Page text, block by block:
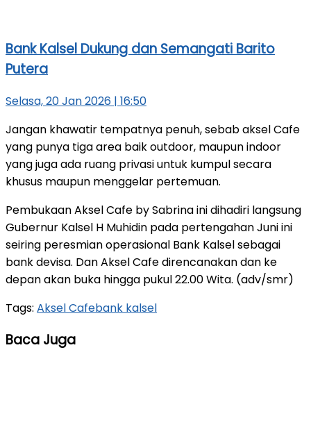
Bank Kalsel Dukung dan Semangati Barito
Putera
Selasa, 20 Jan 2026 | 16:50
Jangan khawatir tempatnya penuh, sebab aksel Cafe
yang punya tiga area baik outdoor, maupun indoor
yang juga ada ruang privasi untuk kumpul secara
khusus maupun menggelar pertemuan.
Pembukaan Aksel Cafe by Sabrina ini dihadiri langsung
Gubernur Kalsel H Muhidin pada pertengahan Juni ini
seiring peresmian operasional Bank Kalsel sebagai
bank devisa. Dan Aksel Cafe direncanakan dan ke
depan akan buka hingga pukul 22.00 Wita. (adv/smr)
Tags: Aksel Cafebank kalsel
Baca Juga